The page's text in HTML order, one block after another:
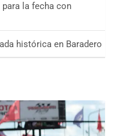
para la fecha con
histórica en Baradero